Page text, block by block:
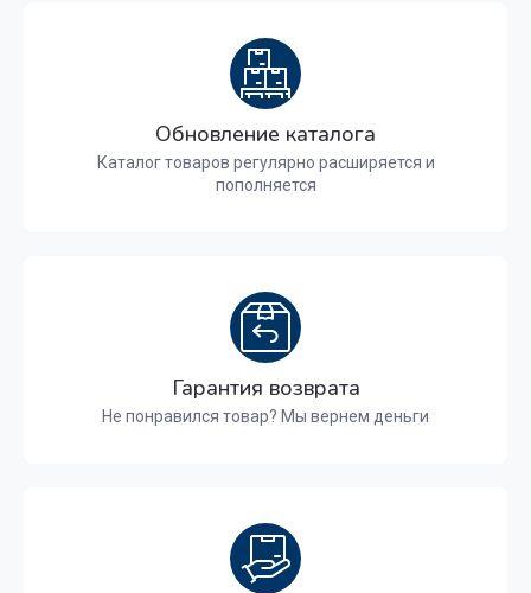
Обновление каталога
Каталог товаров регулярно расширяется и
пополняется
Гарантия возврата
Не понравился товар? Мы вернем деньги